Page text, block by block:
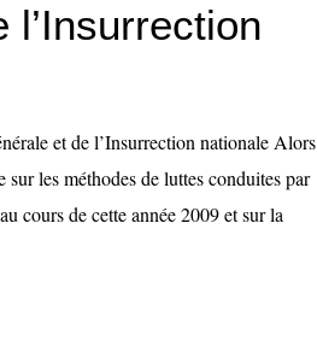
l’Insurrection
et de l’Insurrection nationale Alors
les méthodes de luttes conduites par
cours de cette année 2009 et sur la